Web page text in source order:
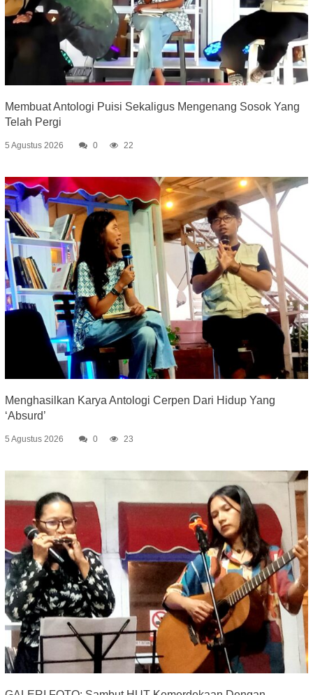
Membuat Antologi Puisi Sekaligus Mengenang Sosok Yang
Telah Pergi
5 Agustus 2026 0 22
Menghasilkan Karya Antologi Cerpen Dari Hidup Yang
‘Absurd’
5 Agustus 2026 0 23